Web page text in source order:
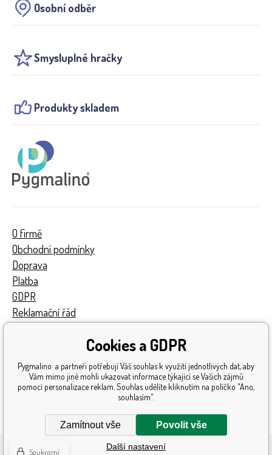
Osobní odběr
Smysluplné hračky
Produkty skladem
O firmě
Obchodní podmínky
Doprava
Platba
GDPR
Reklamační řád
Získaná ocenění
Katalog hraček
Mapa stránek
Cookies a GDPR
Pygmalino a partneři potřebují Váš souhlas k využití jednotlivých dat, aby
Vám mimo jiné mohli ukazovat informace týkající se Vašich zájmů
pomocí personalizace reklam. Souhlas udělíte kliknutím na políčko "Ano,
souhlasím".
Zamítnout vše Povolit vše
Další nastavení
Soukromí